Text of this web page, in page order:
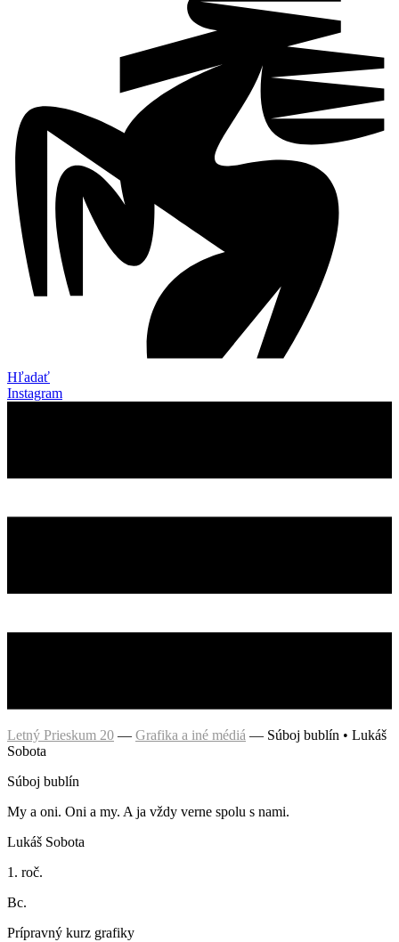
Hľadať
Instagram
Letný Prieskum 20 — Grafika a iné médiá — Súboj bublín • Lukáš
Sobota
Súboj bublín
My a oni. Oni a my. A ja vždy verne spolu s nami.
Lukáš Sobota
1. roč.
Bc.
Prípravný kurz grafiky